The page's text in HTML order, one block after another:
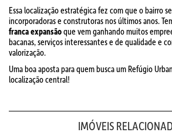
Essa localização estratégica fez com que o bairro
incorporadoras e construtoras nos últimos anos.
franca expansãoque vem ganhando muitos
bacanas, serviços interessantes e de qualidade e
valorização.
Uma boa aposta para quem busca um Refúgio
localização central!
IMÓVEIS